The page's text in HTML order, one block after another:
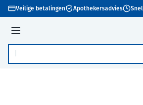
Ga naar de inhoud
Veilige betalingen Apothekersadvies
Menu
Product, merk, categorie...